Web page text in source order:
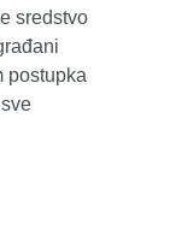
sredstvo
postupka